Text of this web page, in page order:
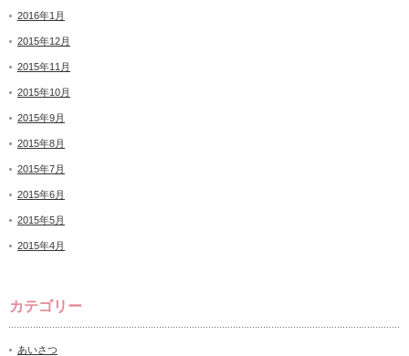
2016年1月
2015年12月
2015年11月
2015年10月
2015年9月
2015年8月
2015年7月
2015年6月
2015年5月
2015年4月
カテゴリー
あいさつ